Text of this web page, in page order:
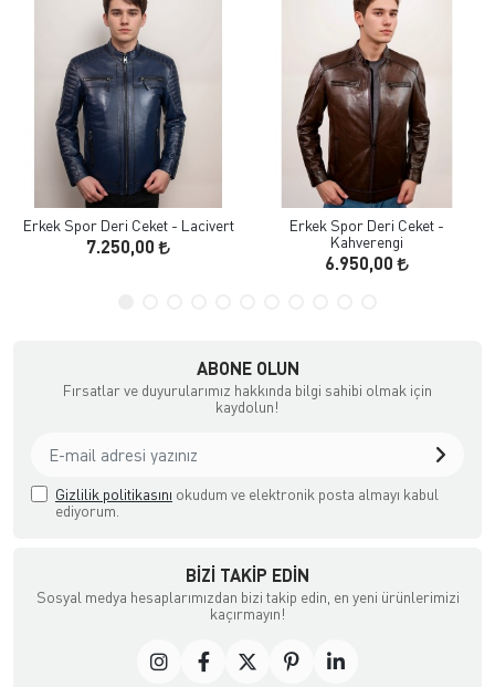
Erkek Spor Deri Ceket - Lacivert
7.250,00
Erkek Spor Deri Ceket -
Kahverengi
6.950,00
ABONE OLUN
Fırsatlar ve duyurularımız hakkında bilgi sahibi olmak için
kaydolun!
Gizlilik politikasını okudum ve elektronik posta almayı kabul
ediyorum.
BIZI TAKIP EDIN
Sosyal medya hesaplarımızdan bizi takip edin, en yeni ürünlerimizi
kaçırmayın!